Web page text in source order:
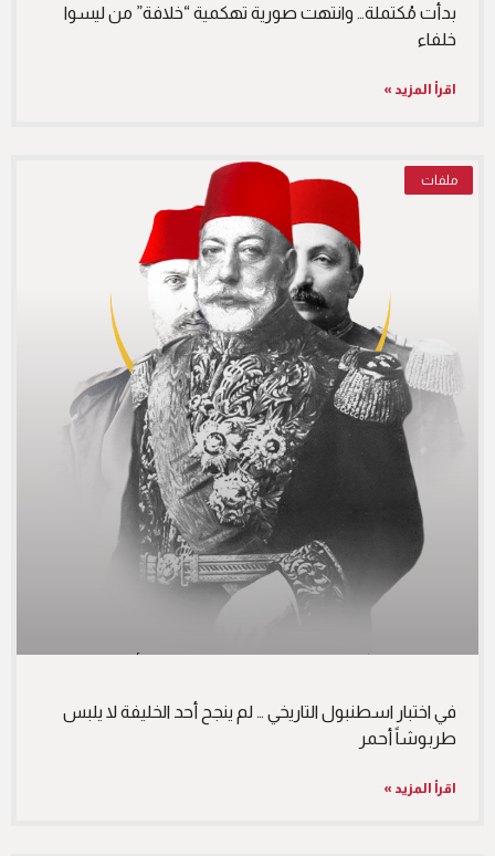
بدأت مُكتملة… وانتهت صورية تهكمية “خلافة” من ليسوا
خلفاء
اقرأ المزيد »
ملفات
في اختبار اسطنبول التاريخي … لم ينجح أحد الخليفة لا يلبس
طربوشاً أحمر
اقرأ المزيد »